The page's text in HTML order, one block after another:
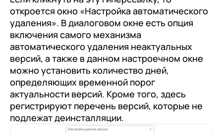
откроется окно «Настройка автоматического
удаления». В диалоговом окне есть опция
включения самого механизма
автоматического удаления неактуальных
версий, а также в данном настроечном окне
можно установить количество дней,
определяющих временной порог
актуальности версий. Кроме того, здесь
регистрируют перечень версий, которые не
подлежат деинсталляции.